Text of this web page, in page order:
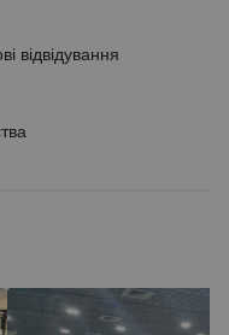
відвідування